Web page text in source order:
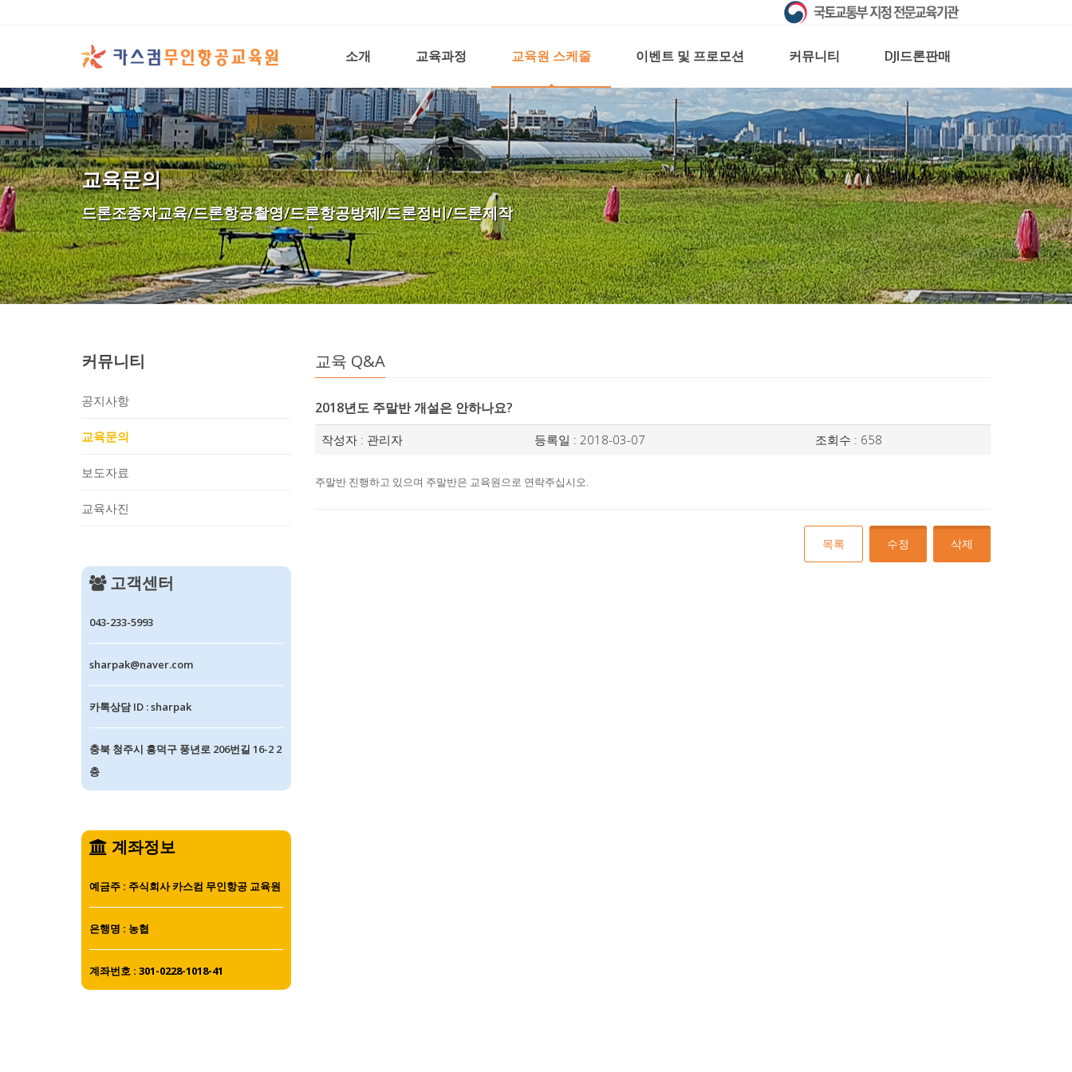
소개 교육과정 교육원 스케줄 이벤트 및 프로모션 커뮤니티 DJI드론판매
교육문의
드론조종자교육/드론항공촬영/드론항공방제/드론정비/드론제작
커뮤니티
공지사항
교육문의
보도자료
교육사진
고객센터
043-233-5993
sharpak@naver.com
카톡상담 ID : sharpak
충북 청주시 흥덕구 풍년로 206번길 16-2 2
층
계좌정보
예금주 : 주식회사 카스컴 무인항공 교육원
은행명 : 농협
계좌번호 : 301-0228-1018-41
교육 Q&A
2018년도 주말반 개설은 안하나요?
작성자 : 관리자 등록일 : 2018-03-07 조회수 : 658
주말반 진행하고 있으며 주말반은 교육원으로 연락주십시오.
목록 수정 삭제